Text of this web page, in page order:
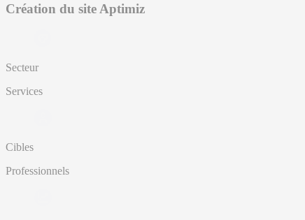
Création du site Aptimiz
Secteur
Services
Cibles
Professionnels